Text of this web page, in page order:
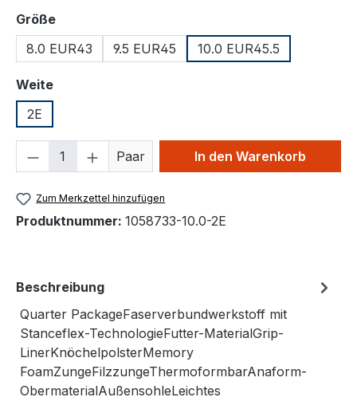
Größeauswählen
8.0 EUR43
9.5 EUR45 10.0 EUR45.5
Weiteauswählen
2E
Produkt Anzahl: Gib den
Paar In den Warenkorb
Zum Merkzettel hinzufügen
Produktnummer: 1058733-10.0-2E
Beschreibung
Quarter PackageFaserverbundwerkstoff mit
Stanceflex-TechnologieFutter-MaterialGrip-
LinerKnöchelpolsterMemory
FoamZungeFilzzungeThermoformbarAnaform-
ObermaterialAußensohleLeichtes